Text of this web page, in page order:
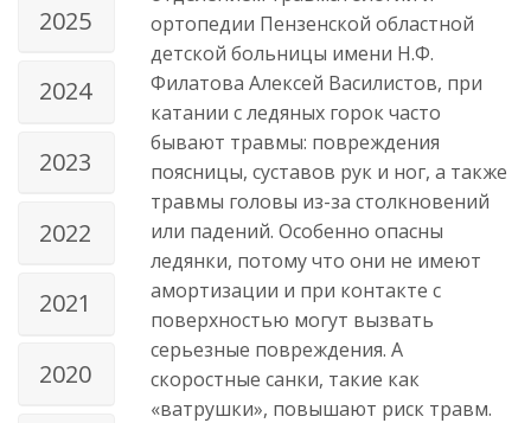
2025
2024
2023
2022
2021
2020
ортопедии Пензенской областной
детской больницы имени Н.Ф.
Филатова Алексей Василистов, при
катании с ледяных горок часто
бывают травмы: повреждения
поясницы, суставов рук и ног, а также
травмы головы из-за столкновений
или падений. Особенно опасны
ледянки, потому что они не имеют
амортизации и при контакте с
поверхностью могут вызвать
серьезные повреждения. А
скоростные санки, такие как
«ватрушки», повышают риск травм.